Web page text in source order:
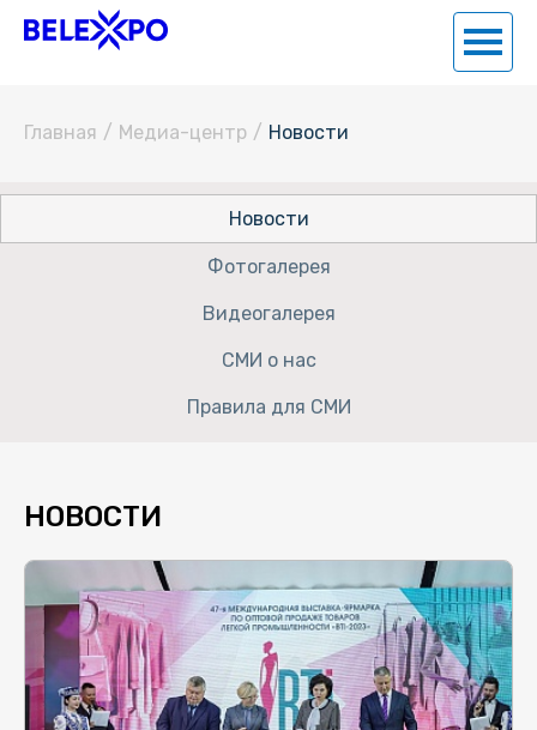
Главная / Медиа-центр / Новости
Новости
Фотогалерея
Видеогалерея
СМИ о нас
Правила для СМИ
НОВОСТИ